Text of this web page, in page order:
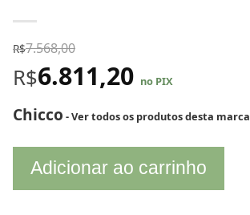
R$7.568,00
R$6.811,20 no PIX
Chicco - Ver todos os produtos desta marca
Adicionar ao carrinho